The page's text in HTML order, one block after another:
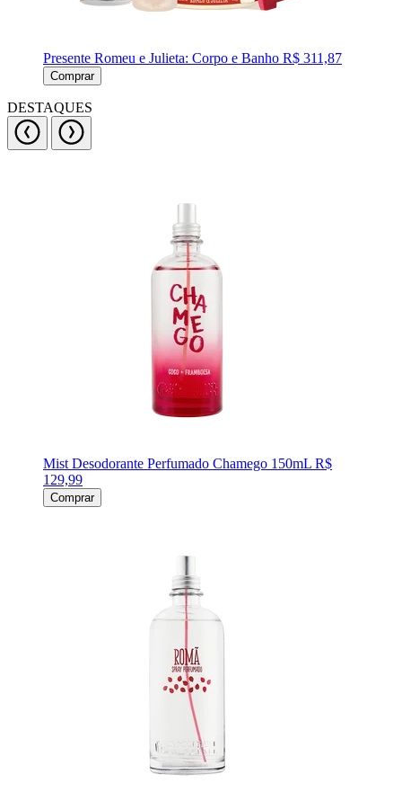
Presente Romeu e Julieta: Corpo e Banho R$ 311,87
Comprar
DESTAQUES
Mist Desodorante Perfumado Chamego 150mL R$
129,99
Comprar